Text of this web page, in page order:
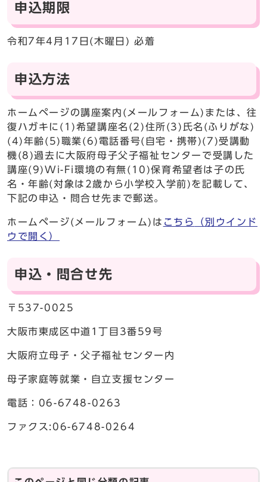
申込期限
令和7年4月17日(木曜日) 必着
申込方法
ホームページの講座案内(メールフォーム)または、往
復ハガキに(1)希望講座名(2)住所(3)氏名(ふりがな)
(4)年齢(5)職業(6)電話番号(自宅・携帯)(7)受講動
機(8)過去に大阪府母子父子福祉センターで受講した
講座(9)Wi-Fi環境の有無(10)保育希望者は子の氏
名・年齢(対象は2歳から小学校入学前)を記載して、
下記の申込・問合せ先まで郵送。
ホームページ(メールフォーム)は こちら
（別ウインド
ウで開く）
申込・問合せ先
〒537-0025
大阪市東成区中道1丁目3番59号
大阪府立母子・父子福祉センター内
母子家庭等就業・自立支援センター
電話：06-6748-0263
ファクス:06-6748-0264